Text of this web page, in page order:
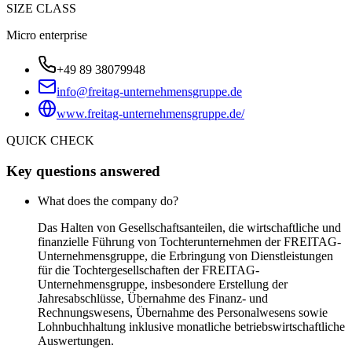
SIZE CLASS
Micro enterprise
+49 89 38079948
info@freitag-unternehmensgruppe.de
www.freitag-unternehmensgruppe.de/
QUICK CHECK
Key questions answered
What does the company do?
Das Halten von Gesellschaftsanteilen, die wirtschaftliche und
finanzielle Führung von Tochterunternehmen der FREITAG-
Unternehmensgruppe, die Erbringung von Dienstleistungen
für die Tochtergesellschaften der FREITAG-
Unternehmensgruppe, insbesondere Erstellung der
Jahresabschlüsse, Übernahme des Finanz- und
Rechnungswesens, Übernahme des Personalwesens sowie
Lohnbuchhaltung inklusive monatliche betriebswirtschaftliche
Auswertungen.